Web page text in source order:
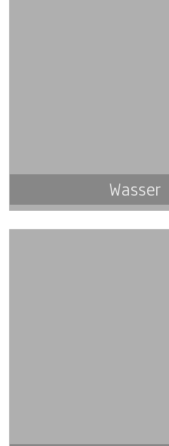
Wasser